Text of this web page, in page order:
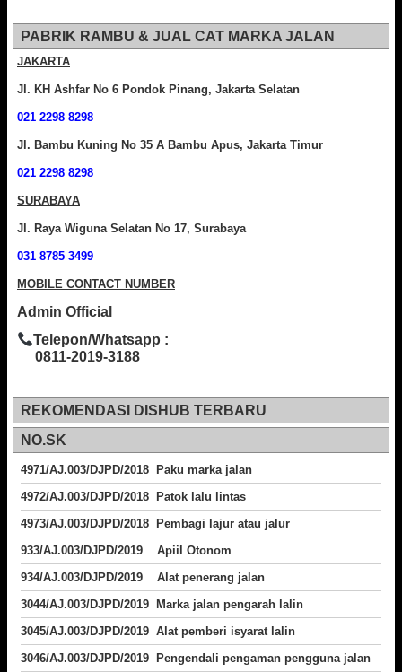
PABRIK RAMBU & JUAL CAT MARKA JALAN
JAKARTA
Jl. KH Ashfar No 6 Pondok Pinang, Jakarta Selatan
021 2298 8298
Jl. Bambu Kuning No 35 A Bambu Apus, Jakarta Timur
021 2298 8298
SURABAYA
Jl. Raya Wiguna Selatan No 17, Surabaya
031 8785 3499
MOBILE CONTACT NUMBER
Admin Official
Telepon/Whatsapp :
0811-2019-3188
REKOMENDASI DISHUB TERBARU
NO.SK
4971/AJ.003/DJPD/2018 Paku marka jalan
4972/AJ.003/DJPD/2018 Patok lalu lintas
4973/AJ.003/DJPD/2018
Pembagi lajur atau jalur
933/AJ.003/DJPD/2019 Apiil Otonom
934/AJ.003/DJPD/2019 Alat penerang jalan
3044/AJ.003/DJPD/2019 Marka jalan pengarah lalin
3045/AJ.003/DJPD/2019 Alat pemberi isyarat lalin
3046/AJ.003/DJPD/2019 Pengendali pengaman pengguna jalan